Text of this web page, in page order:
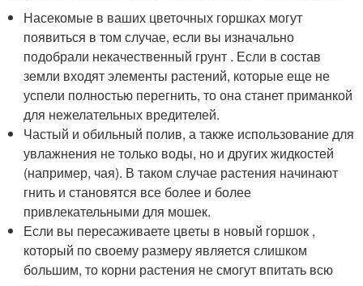
Насекомые в ваших цветочных горшках могут
появиться в том случае, если вы изначально
подобрали некачественный грунт . Если в состав
земли входят элементы растений, которые еще не
успели полностью перегнить, то она станет приманкой
для нежелательных вредителей.
Частый и обильный полив, а также использование для
увлажнения не только воды, но и других жидкостей
(например, чая). В таком случае растения начинают
гнить и становятся все более и более
привлекательными для мошек.
Если вы пересаживаете цветы в новый горшок ,
который по своему размеру является слишком
большим, то корни растения не смогут впитать всю